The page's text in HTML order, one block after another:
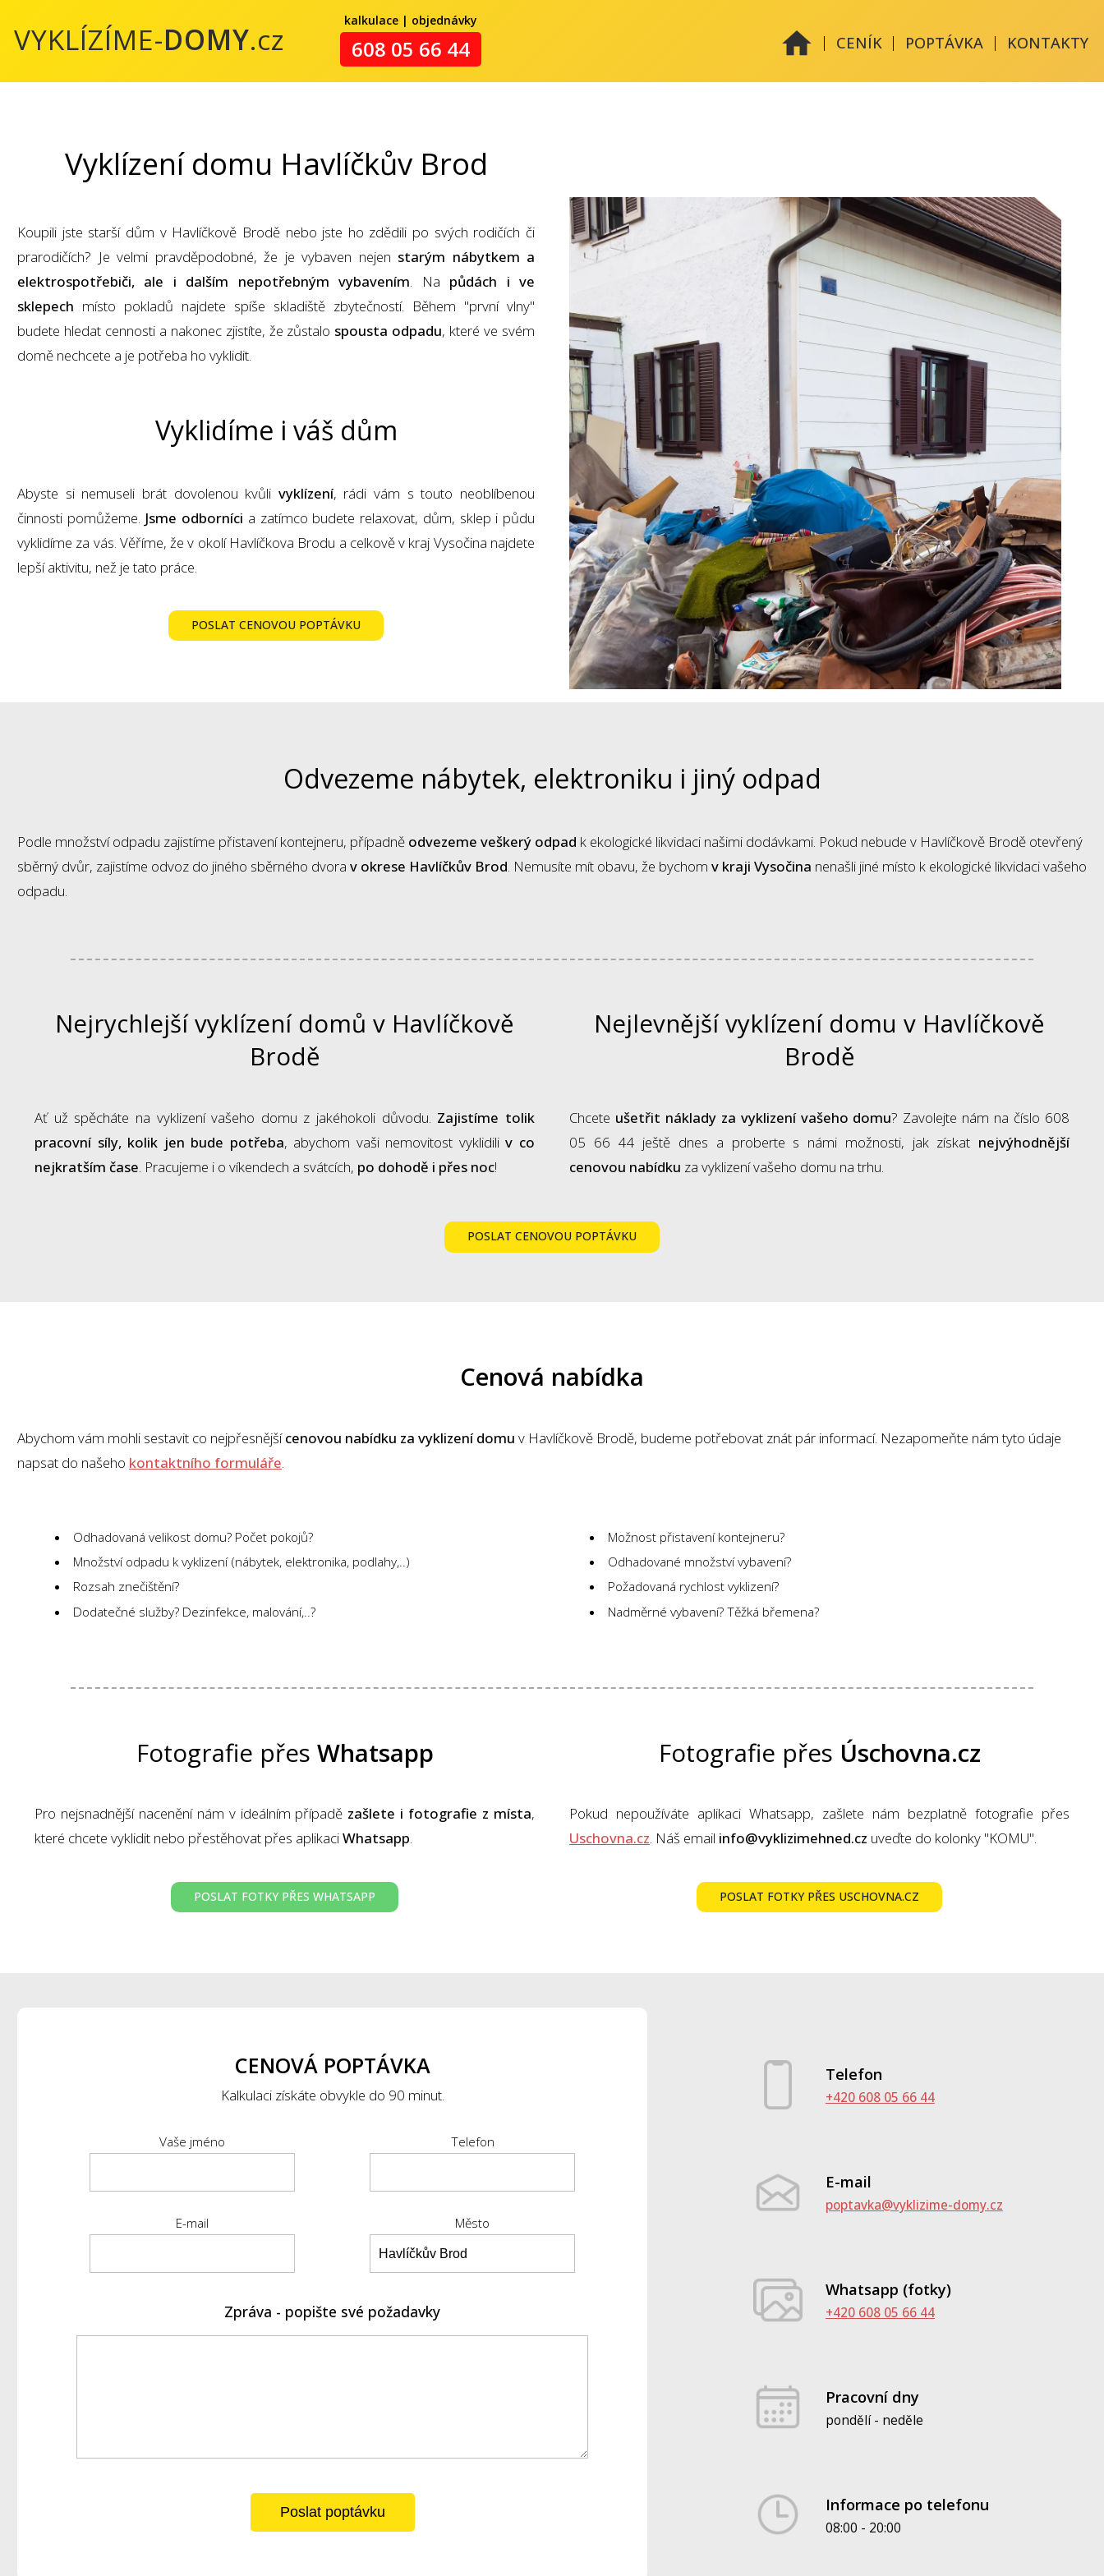
VYKLÍZÍME-DOMY.cz
kalkulace | objednávky
608 05 66 44 | CENÍK | POPTÁVKA | KONTAKTY
Vyklízení domu Havlíčkův Brod
Koupili jste starší dům v Havlíčkově Brodě nebo jste ho zdědili po svých rodičích či
prarodičích? Je velmi pravděpodobné, že je vybaven nejen starým nábytkem a
elektrospotřebiči, ale i dalším nepotřebným vybavením . Na půdách i ve
sklepech místo pokladů najdete spíše skladiště zbytečností. Během "první vlny"
budete hledat cennosti a nakonec zjistíte, že zůstalo spousta odpadu, které ve svém
domě nechcete a je potřeba ho vyklidit.
Vyklidíme i váš dům
Abyste si nemuseli brát dovolenou kvůli vyklízení, rádi vám s touto neoblíbenou
činnosti pomůžeme. Jsme odborníci a zatímco budete relaxovat, dům, sklep i půdu
vyklidíme za vás. Věříme, že v okolí Havlíčkova Brodu a celkově v kraj Vysočina najdete
lepší aktivitu, než je tato práce.
POSLAT CENOVOU POPTÁVKU
Odvezeme nábytek, elektroniku i jiný odpad
Podle množství odpadu zajistíme přistavení kontejneru, případně odvezeme veškerý odpad k ekologické likvidaci našimi dodávkami. Pokud nebude v Havlíčkově Brodě otevřený
sběrný dvůr, zajistíme odvoz do jiného sběrného dvora v okrese Havlíčkův Brod. Nemusíte mít obavu, že bychom v kraji Vysočina nenašli jiné místo k ekologické likvidaci vašeho
odpadu.
Nejrychlejší vyklízení domů v Havlíčkově
Brodě
Ať už spěcháte na vyklizení vašeho domu z jakéhokoli důvodu. Zajistíme tolik
pracovní síly, kolik jen bude potřeba, abychom vaši nemovitost vyklidiliv co
nejkratším čase. Pracujeme i o víkendech a svátcích, po dohodě i přes noc!
Nejlevnější vyklízení domu v Havlíčkově
Brodě
Chcete ušetřit náklady za vyklizení vašeho domu? Zavolejte nám na číslo 608
05 66 44 ještě dnes a proberte s námi možnosti, jak získat nejvýhodnější
cenovou nabídku za vyklizení vašeho domu na trhu.
POSLAT CENOVOU POPTÁVKU
Cenová nabídka
Abychom vám mohli sestavit co nejpřesnějšícenovou nabídku za vyklizení domu v Havlíčkově Brodě, budeme potřebovat znát pár informací. Nezapomeňte nám tyto údaje
napsat do našeho kontaktního formuláře.
Odhadovaná velikost domu? Počet pokojů?
Množství odpadu k vyklizení (nábytek, elektronika, podlahy,..)
Rozsah znečištění?
Dodatečné služby? Dezinfekce, malování,..?
Možnost přistavení kontejneru?
Odhadované množství vybavení?
Požadovaná rychlost vyklizení?
Nadměrné vybavení? Těžká břemena?
Fotografie přes Whatsapp
Pro nejsnadnější nacenění nám v ideálním případě zašlete i fotografie z místa,
které chcete vyklidit nebo přestěhovat přes aplikaciWhatsapp.
POSLAT FOTKY PŘES WHATSAPP
Fotografie přes Úschovna.cz
Pokud nepoužíváte aplikaci Whatsapp, zašlete nám bezplatně fotografie přes
Uschovna.cz. Náš email info@vyklizimehned.cz uveďte do kolonky "KOMU".
POSLAT FOTKY PŘES USCHOVNA.CZ
CENOVÁ POPTÁVKA
Kalkulaci získáte obvykle do 90 minut.
Vaše jméno Telefon
E-mail Město
Zpráva - popište své požadavky
Poslat poptávku
Telefon
+420 608 05 66 44
E-mail
poptavka@vyklizime-domy.cz
Whatsapp (fotky)
+420 608 05 66 44
Pracovní dny
pondělí - neděle
Informace po telefonu
08:00 - 20:00